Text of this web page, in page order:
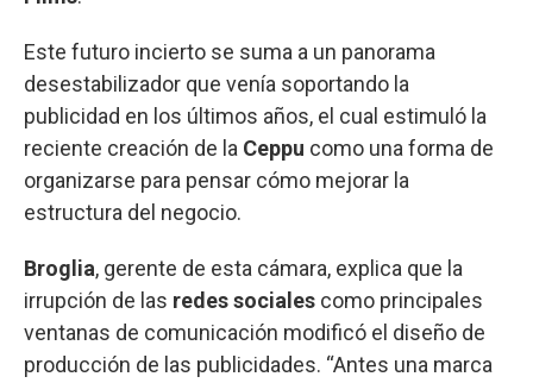
Este futuro incierto se suma a un panorama
desestabilizador que venía soportando la
publicidad en los últimos años, el cual estimuló la
reciente creación de la Ceppu como una forma de
organizarse para pensar cómo mejorar la
estructura del negocio.
Broglia, gerente de esta cámara, explica que la
irrupción de las redes sociales como principales
ventanas de comunicación modificó el diseño de
producción de las publicidades. “Antes una marca